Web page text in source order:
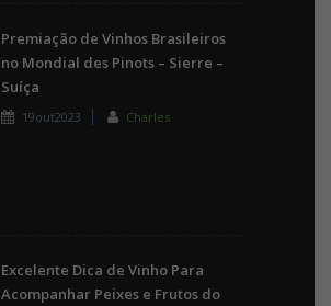
Premiação de Vinhos Brasileiros
no Mondial des Pinots – Sierre –
Suíça
19out2023 Charles
Excelente Dica de Vinho Para
Acompanhar Peixes e Frutos do